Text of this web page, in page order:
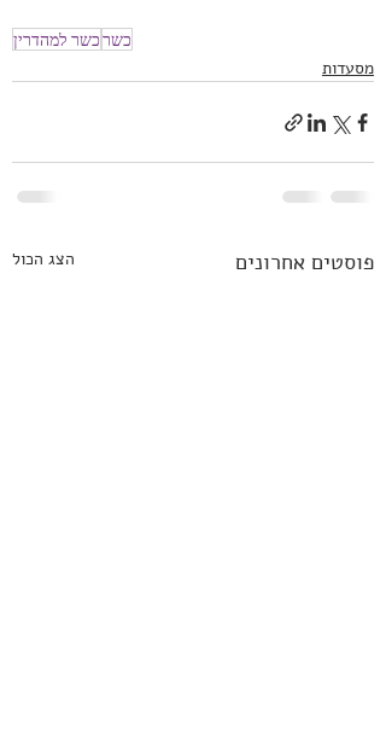
כשרכשר למהדרין
מסעדות
פוסטים אחרונים הצג הכול